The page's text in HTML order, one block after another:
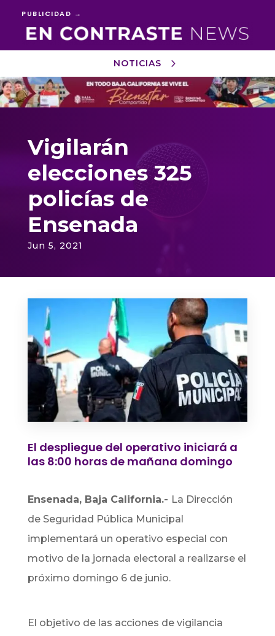
PUBLICIDAD →
NOTICIAS
Reproductor
de
vídeo
Vigilarán
elecciones 325
policías de
Ensenada
Jun 5, 2021
El despliegue del operativo iniciará a
las 8:00 horas de mañana domingo
Ensenada, Baja California.- La Dirección
de Seguridad Pública Municipal
implementará un operativo especial con
motivo de la jornada electoral a realizarse el
próximo domingo 6 de junio.
El objetivo de las acciones de vigilancia